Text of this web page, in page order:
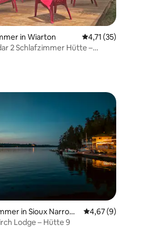
in Wiarton Durchschnittliche
4,71 (35)
2 Schlafzimmer Hütte –
Bewertung: 5 von 5, 4 Bewertungen
in Sioux Narrows
Durchschnittliche
4,67 (9)
Lodge – Hütte 9